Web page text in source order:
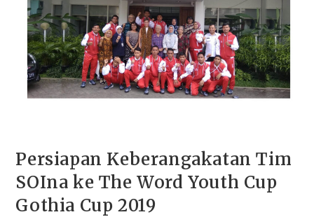
Persiapan Keberangakatan Tim
SOIna ke The Word Youth Cup
Gothia Cup 2019